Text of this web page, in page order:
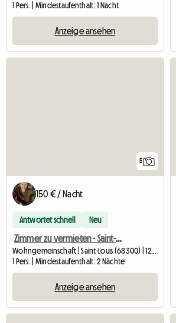
1 Pers. | Mindestaufenthalt: 1 Nacht
Anzeige ansehen
5
150 € / Nacht
Antwortet schnell Neu
Zimmer zu vermieten - Saint-Louis (2 Minuten von der Schweizer Grenze entfernt)
Wohngemeinschaft | Saint-Louis (68300) | 12 M2
1 Pers. | Mindestaufenthalt: 2 Nächte
Anzeige ansehen